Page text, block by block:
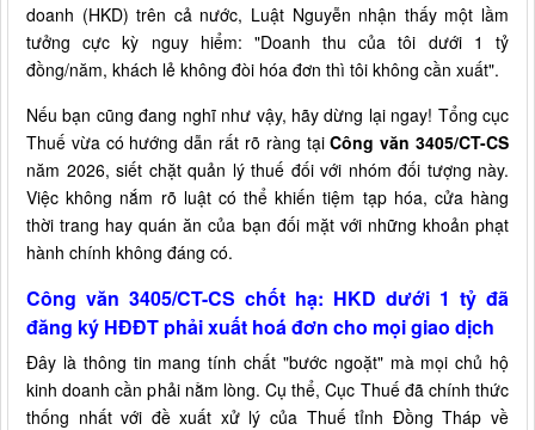
doanh (HKD) trên cả nước, Luật Nguyễn nhận thấy một lầm
tưởng cực kỳ nguy hiểm: "Doanh thu của tôi dưới 1 tỷ
đồng/năm, khách lẻ không đòi hóa đơn thì tôi không cần xuất".
Nếu bạn cũng đang nghĩ như vậy, hãy dừng lại ngay! Tổng cục
Thuế vừa có hướng dẫn rất rõ ràng tạiCông văn 3405/CT-CS
năm 2026, siết chặt quản lý thuế đối với nhóm đối tượng này.
Việc không nắm rõ luật có thể khiến tiệm tạp hóa, cửa hàng
thời trang hay quán ăn của bạn đối mặt với những khoản phạt
hành chính không đáng có.
Công văn 3405/CT-CS chốt hạ: HKD dưới 1 tỷ đã
đăng ký HĐĐT phải xuất hoá đơn cho mọi giao dịch
Đây là thông tin mang tính chất "bước ngoặt" mà mọi chủ hộ
kinh doanh cần phải nằm lòng. Cụ thể, Cục Thuế đã chính thức
thống nhất với đề xuất xử lý của Thuế tỉnh Đồng Tháp về